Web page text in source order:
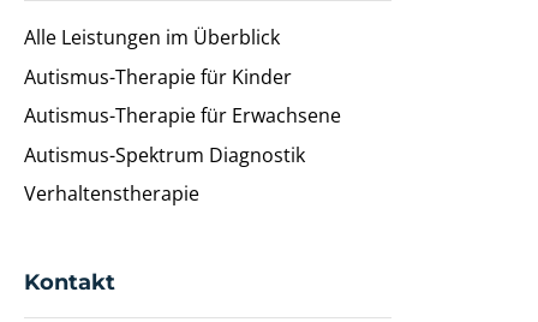
Alle Leistungen im Überblick
Autismus-Therapie für Kinder
Autismus-Therapie für Erwachsene
Autismus-Spektrum Diagnostik
Verhaltenstherapie
Kontakt